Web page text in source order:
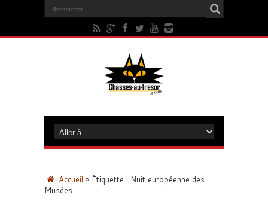
Accueil » Étiquette : Nuit européenne des
Musées